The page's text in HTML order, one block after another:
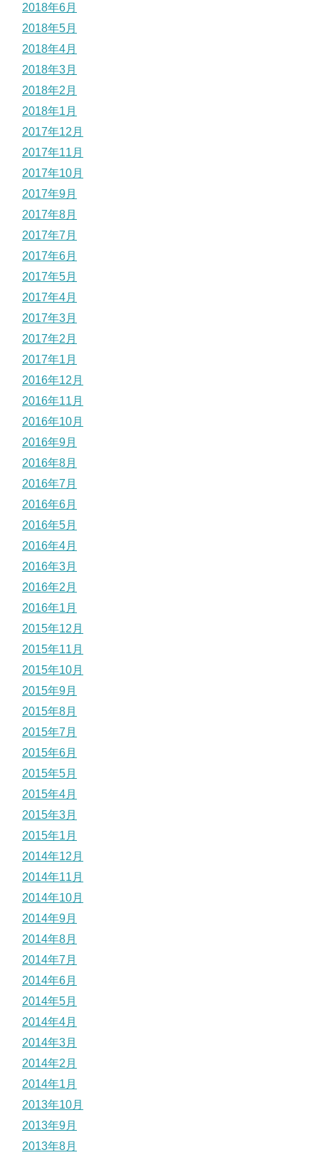
2018年6月
2018年5月
2018年4月
2018年3月
2018年2月
2018年1月
2017年12月
2017年11月
2017年10月
2017年9月
2017年8月
2017年7月
2017年6月
2017年5月
2017年4月
2017年3月
2017年2月
2017年1月
2016年12月
2016年11月
2016年10月
2016年9月
2016年8月
2016年7月
2016年6月
2016年5月
2016年4月
2016年3月
2016年2月
2016年1月
2015年12月
2015年11月
2015年10月
2015年9月
2015年8月
2015年7月
2015年6月
2015年5月
2015年4月
2015年3月
2015年1月
2014年12月
2014年11月
2014年10月
2014年9月
2014年8月
2014年7月
2014年6月
2014年5月
2014年4月
2014年3月
2014年2月
2014年1月
2013年10月
2013年9月
2013年8月